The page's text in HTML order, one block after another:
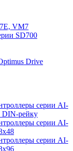
VM7
SD700
Drive
серии AI-
DIN-рейку
серии AI-
серии AI-